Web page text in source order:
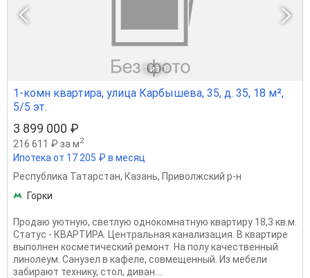
1 из 1
1-комн квартира, улица Карбышева, 35, д. 35, 18 м²,
5/5 эт.
3 899 000 ₽
216 611 ₽ за м2
Ипотека от 17 205 ₽ в месяц
Республика Татарстан, Казань, Приволжский р-н
Горки
Продаю уютную, светлую однокомнатную квартиру 18,3 кв.м.
Статус - КВАРТИРА. Центральная канализация. В квартире
выполнен косметический ремонт. На полу качественный
линолеум. Санузел в кафеле, совмещенный. Из мебели
забирают технику, стол, диван....